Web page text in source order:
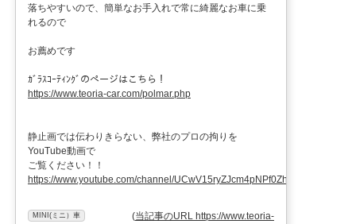
落ちやすいので、簡単なお手入れで常に綺麗なお車に乗
れるので
お薦めです
ｶﾞﾗｽｺｰﾃｨﾝｸﾞのページはこちら！
https://www.teoria-car.com/polmar.php
静止画では伝わりきらない、弊社のプロの拘りを
YouTube動画で
ご覧ください！！
https://www.youtube.com/channel/UCwV15ryZJcm4pNPf0ZhXu9g
MINI(ミニ）車 (当記事のURL https://www.teoria-